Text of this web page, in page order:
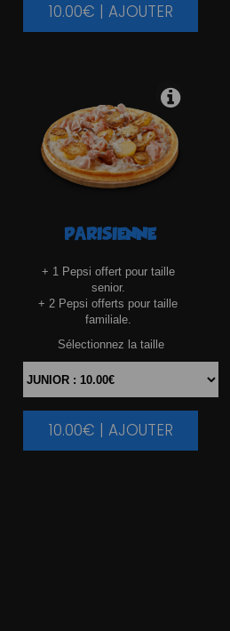
|
10.00€ | AJOUTER
PARISIENNE
+ 1 Pepsi offert pour taille
senior.
+ 2 Pepsi offerts pour taille
familiale.
Sélectionnez la taille
|
10.00€ | AJOUTER